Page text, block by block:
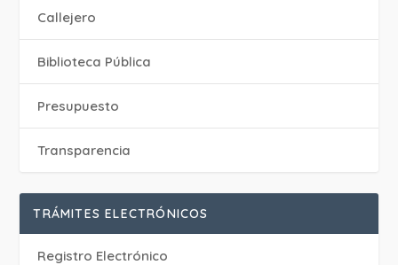
Callejero
Biblioteca Pública
Presupuesto
Transparencia
TRÁMITES ELECTRÓNICOS
Registro Electrónico